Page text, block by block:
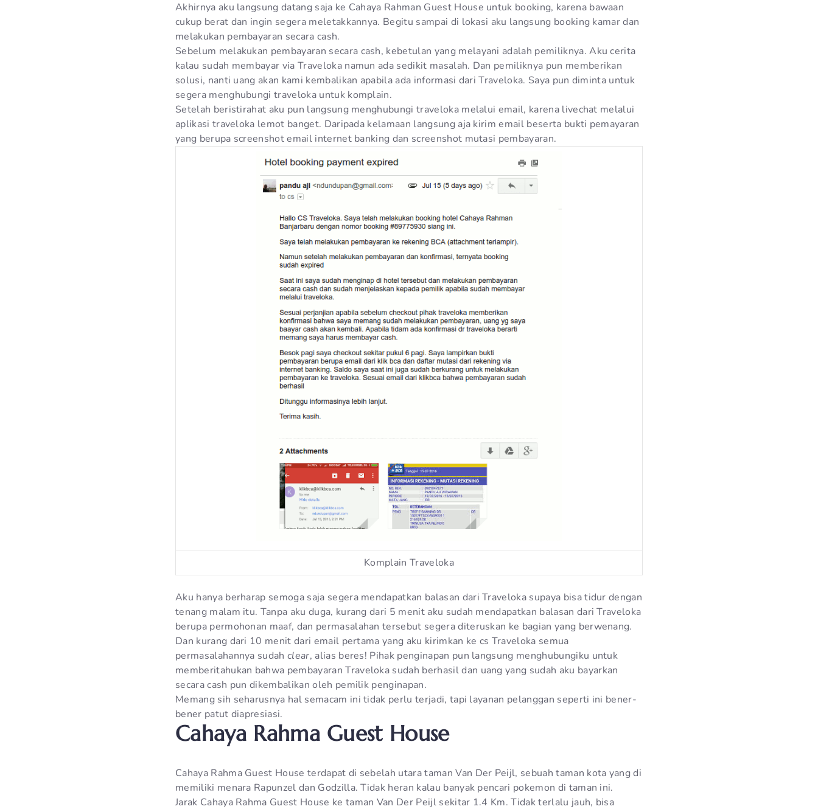
Akhirnya aku langsung datang saja ke Cahaya Rahman Guest House untuk booking, karena bawaan
cukup berat dan ingin segera meletakkannya. Begitu sampai di lokasi aku langsung booking kamar dan
melakukan pembayaran secara cash.
Sebelum melakukan pembayaran secara cash, kebetulan yang melayani adalah pemiliknya. Aku cerita
kalau sudah membayar via Traveloka namun ada sedikit masalah. Dan pemiliknya pun memberikan
solusi, nanti uang akan kami kembalikan apabila ada informasi dari Traveloka. Saya pun diminta untuk
segera menghubungi traveloka untuk komplain.
Setelah beristirahat aku pun langsung menghubungi traveloka melalui email, karena livechat melalui
aplikasi traveloka lemot banget. Daripada kelamaan langsung aja kirim email beserta bukti pemayaran
yang berupa screenshot email internet banking dan screenshot mutasi pembayaran.
Komplain Traveloka
Aku hanya berharap semoga saja segera mendapatkan balasan dari Traveloka supaya bisa tidur dengan
tenang malam itu. Tanpa aku duga, kurang dari 5 menit aku sudah mendapatkan balasan dari Traveloka
berupa permohonan maaf, dan permasalahan tersebut segera diteruskan ke bagian yang berwenang.
Dan kurang dari 10 menit dari email pertama yang aku kirimkan ke cs Traveloka semua
permasalahannya sudahclear, alias beres! Pihak penginapan pun langsung menghubungiku untuk
memberitahukan bahwa pembayaran Traveloka sudah berhasil dan uang yang sudah aku bayarkan
secara cash pun dikembalikan oleh pemilik penginapan.
Memang sih seharusnya hal semacam ini tidak perlu terjadi, tapi layanan pelanggan seperti ini bener-
bener patut diapresiasi.
Cahaya Rahma Guest House
Cahaya Rahma Guest House terdapat di sebelah utara taman Van Der Peijl, sebuah taman kota yang di
memiliki menara Rapunzel dan Godzilla. Tidak heran kalau banyak pencari pokemon di taman ini.
Jarak Cahaya Rahma Guest House ke taman Van Der Peijl sekitar 1.4 Km. Tidak terlalu jauh, bisa